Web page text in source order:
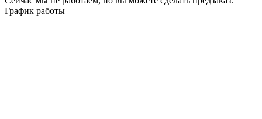
График работы